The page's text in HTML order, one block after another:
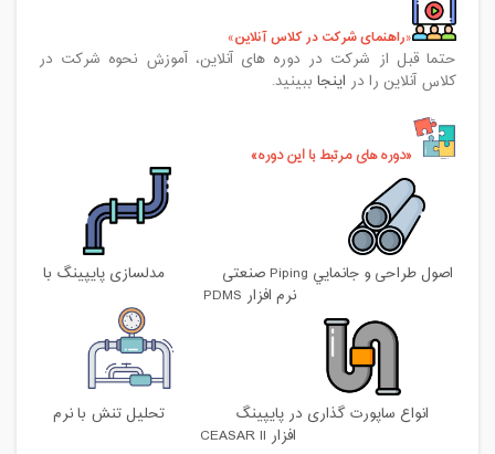
راهنمای شرکت در کلاس آنلاین
حتما قبل از شرکت در دوره های آنلاین، آموزش نحوه شرکت در
کلاس آنلاین را در اینجا ببینید.
دوره های مرتبط با این دوره
اصول طراحی و جانمايي Piping صنعتی
مدلسازی پایپینگ با
نرم افزار PDMS
انواع ساپورت گذاری در پایپینگ
تحلیل تنش با نرم
افزار CEASAR II